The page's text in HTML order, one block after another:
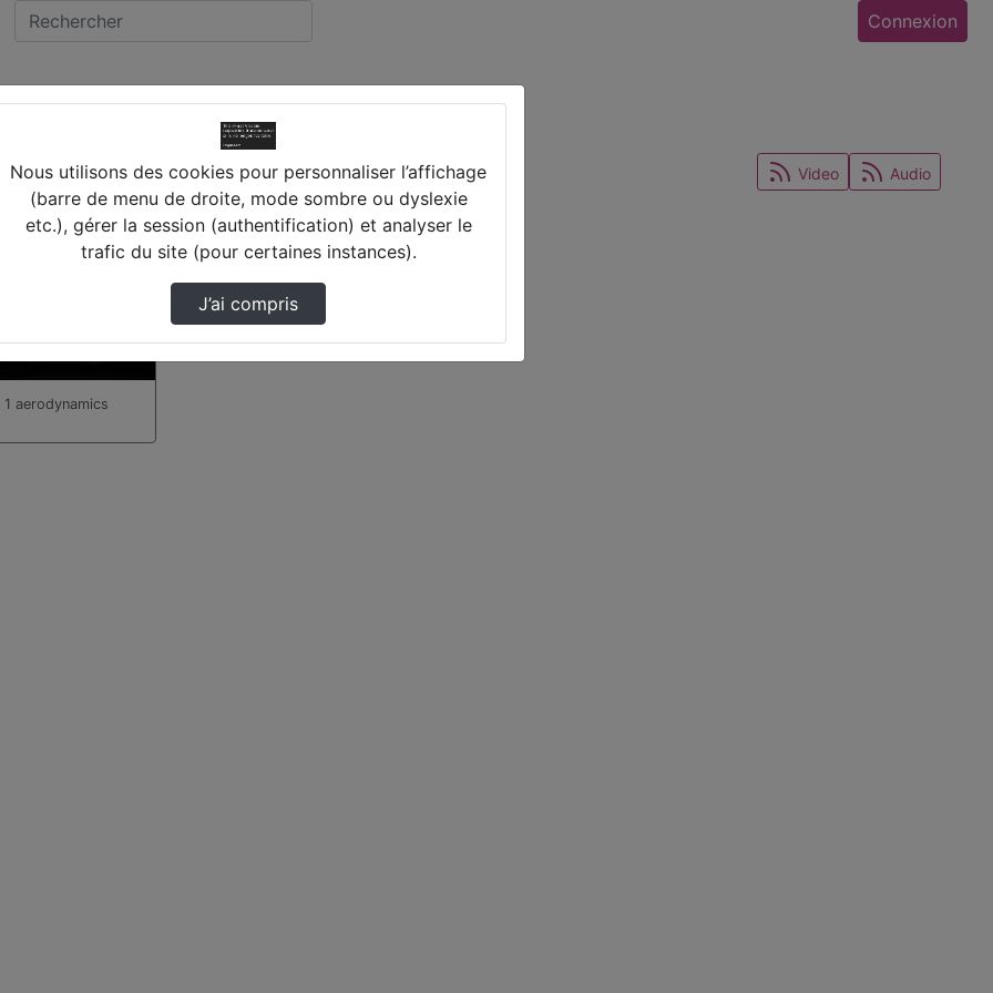
Connexion
trouvée Audio
Video
1 aerodynamics
Nous utilisons des cookies pour personnaliser l’affichage
(barre de menu de droite, mode sombre ou dyslexie
etc.), gérer la session (authentification) et analyser le
trafic du site (pour certaines instances).
J’ai compris